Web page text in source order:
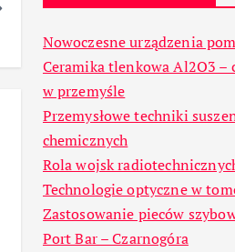
Nowoczesne urządzenia
Ceramika tlenkowa Al2O3 –
w przemyśle
Przemysłowe techniki
chemicznych
Rola wojsk
Technologie optyczne w
Zastosowanie pieców
Port Bar – Czarnogóra